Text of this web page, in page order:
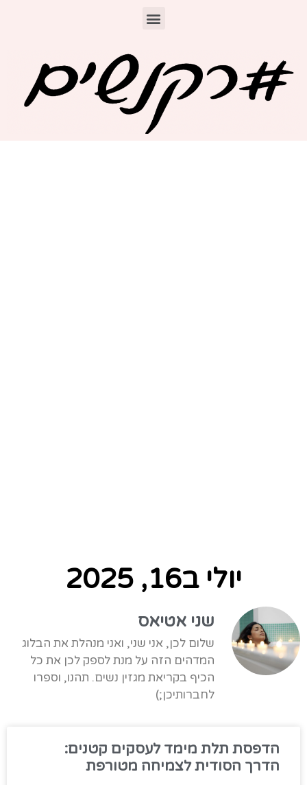
יולי ב16, 2025
שני אטיאס
שלום לכן, אני שני, ואני מנהלת את הבלוג
המדהים הזה על מנת לספק לכן את כל
הכיף בקריאת מגזין נשים. תהנו, וספרו
לחברותיכן;)
הדפסת תלת מימד לעסקים קטנים:
הדרך הסודית לצמיחה מטורפת